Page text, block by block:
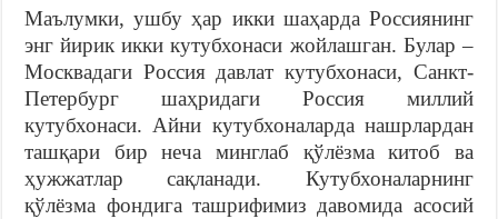
Маълумки, ушбу ҳар икки шаҳарда Россиянинг
энг йирик икки кутубхонаси жойлашган. Булар –
Москвадаги Россия давлат кутубхонаси, Санкт-
Петербург шаҳридаги Россия миллий
кутубхонаси. Айни кутубхоналарда нашрлардан
ташқари бир неча минглаб қўлёзма китоб ва
ҳужжатлар сақланади. Кутубхоналарнинг
қўлёзма фондига ташрифимиз давомида асосий